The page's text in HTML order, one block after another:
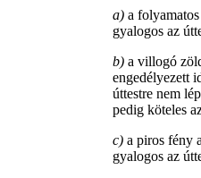
a) a
gyalogos az
b) a villogó
engedélyezett
úttestre nem
pedig köteles
c) a piros fény
gyalogos az